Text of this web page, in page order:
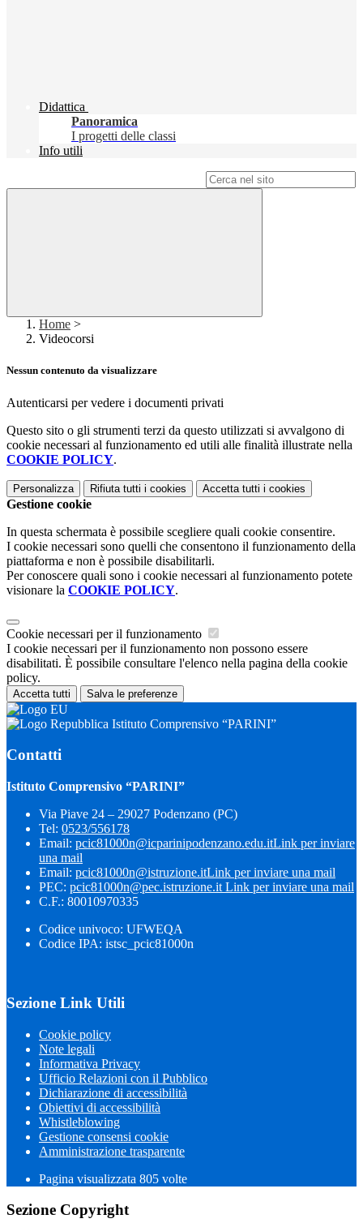
Didattica
Panoramica
I progetti delle classi
Info utili
Home >
Videocorsi
Nessun contenuto da visualizzare
Autenticarsi per vedere i documenti privati
Questo sito o gli strumenti terzi da questo utilizzati si avvalgono di
cookie necessari al funzionamento ed utili alle finalità illustrate nella
COOKIE POLICY.
Personalizza Rifiuta tutti i cookies Accetta tutti i cookies
Gestione cookie
In questa schermata è possibile scegliere quali cookie consentire.
I cookie necessari sono quelli che consentono il funzionamento della
piattaforma e non è possibile disabilitarli.
Per conoscere quali sono i cookie necessari al funzionamento potete
visionare la COOKIE POLICY.
Cookie necessari per il funzionamento
I cookie necessari per il funzionamento non possono essere
disabilitati. È possibile consultare l'elenco nella pagina della cookie
policy.
Accetta tutti Salva le preferenze
Istituto Comprensivo “PARINI”
Contatti
Istituto Comprensivo “PARINI”
Via Piave 24 – 29027 Podenzano (PC)
Tel: 0523/556178
Email: pcic81000n@icparinipodenzano.edu.itLink per inviare
una mail
Email: pcic81000n@istruzione.itLink per inviare una mail
PEC: pcic81000n@pec.istruzione.it Link per inviare una mail
C.F.: 80010970335
Codice univoco: UFWEQA
Codice IPA: istsc_pcic81000n
Sezione Link Utili
Cookie policy
Note legali
Informativa Privacy
Ufficio Relazioni con il Pubblico
Dichiarazione di accessibilità
Obiettivi di accessibilità
Whistleblowing
Gestione consensi cookie
Amministrazione trasparente
Pagina visualizzata 805 volte
Sezione Copyright